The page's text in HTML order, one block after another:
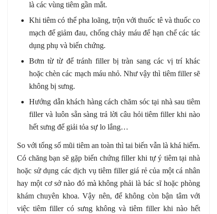
là các vùng tiêm gần mắt.
Khi tiêm có thể pha loãng, trộn với thuốc tê và thuốc co
mạch để giảm đau, chống chảy máu để hạn chế các tác
dụng phụ và biến chứng.
Bơm từ từ để tránh filler bị tràn sang các vị trí khác
hoặc chèn các mạch máu nhỏ. Như vậy thì tiêm filler sẽ
không bị sưng.
Hướng dẫn khách hàng cách chăm sóc tại nhà sau tiêm
filler và luôn sẵn sàng trả lời câu hỏi tiêm filler khi nào
hết sưng để giải tỏa sự lo lắng…
So với tổng số mũi tiêm an toàn thì tai biến vẫn là khá hiếm.
Có chăng bạn sẽ gặp biến chứng filler khi tự ý tiêm tại nhà
hoặc sử dụng các dịch vụ tiêm filler giá rẻ của một cá nhân
hay một cơ sở nào đó mà không phải là bác sĩ hoặc phòng
khám chuyên khoa. Vậy nên, để không còn bận tâm với
việc tiêm filler có sưng không và tiêm filler khi nào hết